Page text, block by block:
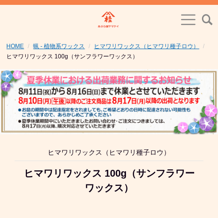
HOME 蝋 - 植物系ワックス
ヒマワリワックス（ヒマワリ種子ロウ）
ヒマワリワックス 100g（サンフラワーワックス）
ヒマワリワックス（ヒマワリ種子ロウ）
ヒマワリワックス 100g（サンフラワー
ワックス）